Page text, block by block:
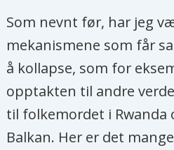
Som nevnt før, har jeg
mekanismene som får
å kollapse, som for
opptakten til andre
til folkemordet i Rwanda
Balkan. Her er det